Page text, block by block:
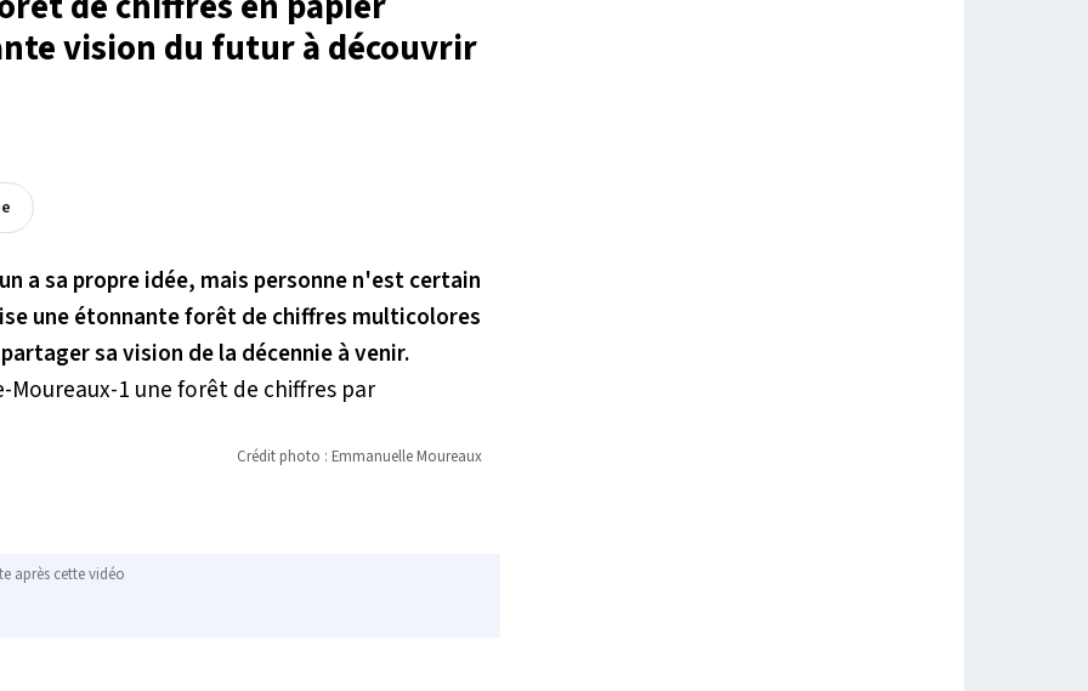
vision du futur à découvrir
a sa propre idée, mais personne n'est certain
une étonnante forêt de chiffres multicolores
sa vision de la décennie à venir.
Crédit photo : Emmanuelle Moureaux
après cette vidéo